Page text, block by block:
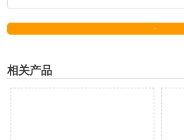
相关产品